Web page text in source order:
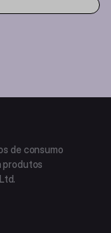
de consumo
produtos